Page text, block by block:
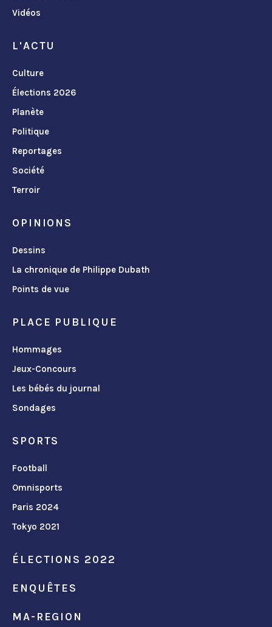
Vidéos
L'ACTU
Culture
Élections 2026
Planète
Politique
Reportages
Société
Terroir
OPINIONS
Dessins
La chronique de Philippe Dubath
Points de vue
PLACE PUBLIQUE
Hommages
Jeux-Concours
Les bébés du journal
Sondages
SPORTS
Football
Omnisports
Paris 2024
Tokyo 2021
ÉLECTIONS 2022
ENQUÊTES
MA-REGION